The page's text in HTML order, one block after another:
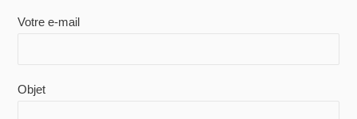
Votre e-mail
Objet